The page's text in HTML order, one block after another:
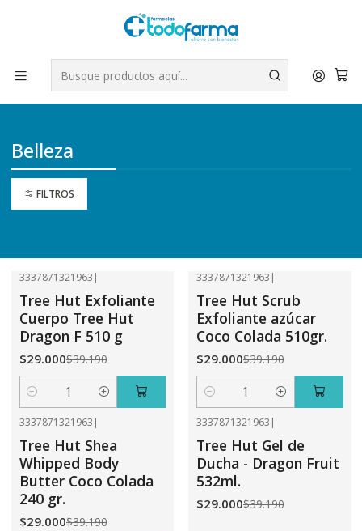
Tus compras tienen envío GRATIS por Rappi - Atención exclusiva
para Chile | WhatsApp +56
Leer más
Inicio Belleza
Belleza
FILTROS
3337871321963 |
Tree Hut Exfoliante
Cuerpo Tree Hut
Dragon F 510 g
$29.000$39.190
Cantidad
3337871321963 |
Tree Hut Scrub
Exfoliante azúcar
Coco Colada 510gr.
$29.000$39.190
Cantidad
3337871321963 |
Tree Hut Shea
Whipped Body
Butter Coco Colada
240 gr.
$29.000$39.190
3337871321963 |
Tree Hut Gel de
Ducha - Dragon Fruit
532ml.
$29.000$39.190